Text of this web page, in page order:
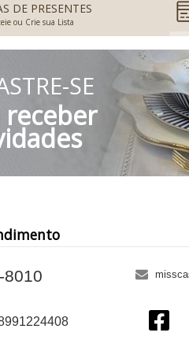
DE PRESENTES
ou Crie sua Lista
SE
receber
8010